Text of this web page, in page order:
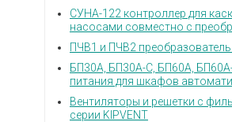
СУНА-122 контроллер для
насосами совместно с
ПЧВ1 и ПЧВ2
БП30А, БП30А-С, БП60А,
питания для шкафов
Вентиляторы и решетки с
серии KIPVENT